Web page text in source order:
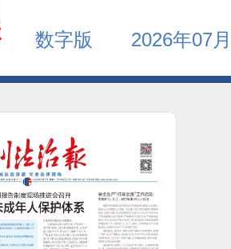
数字版 2026年07